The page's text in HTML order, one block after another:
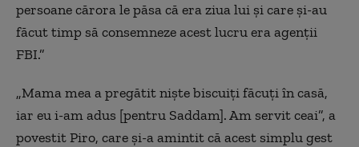
persoane cărora le păsa că era ziua lui și care și-au
făcut timp să consemneze acest lucru era agenții
FBI.”
„Mama mea a pregătit niște biscuiți făcuți în casă,
iar eu i-am adus [pentru Saddam]. Am servit ceai”, a
povestit Piro, care și-a amintit că acest simplu gest